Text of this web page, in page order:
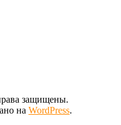
защищены.
на WordPress.